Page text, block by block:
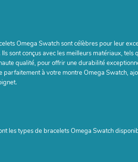
Omega Swatch sont célèbres pour leur
sont conçus avec les meilleurs matériaux,
qualité, pour offrir une durabilité
parfaitement à votre montre Omega Swatch,
les types de bracelets Omega Swatch